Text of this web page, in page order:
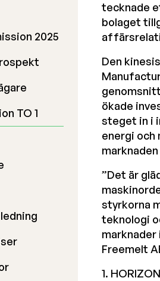
2025
TO 1
tecknade
bolaget
Den
ökade
steget in i
energi och
”Det är
styrkorna
teknologi
marknader
Freemelt
1.